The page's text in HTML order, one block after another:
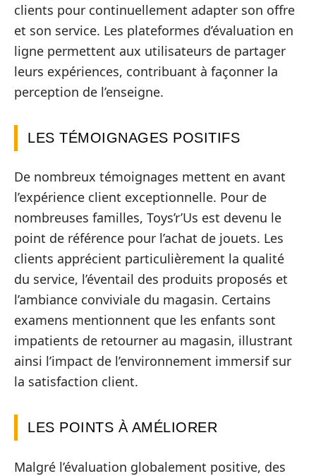
clients pour continuellement adapter son offre
et son service. Les plateformes d’évaluation en
ligne permettent aux utilisateurs de partager
leurs expériences, contribuant à façonner la
perception de l’enseigne.
LES TÉMOIGNAGES POSITIFS
De nombreux témoignages mettent en avant
l’expérience client exceptionnelle. Pour de
nombreuses familles, Toys’r’Us est devenu le
point de référence pour l’achat de jouets. Les
clients apprécient particulièrement la qualité
du service, l’éventail des produits proposés et
l’ambiance conviviale du magasin. Certains
examens mentionnent que les enfants sont
impatients de retourner au magasin, illustrant
ainsi l’impact de l’environnement immersif sur
la satisfaction client.
LES POINTS À AMÉLIORER
Malgré l’évaluation globalement positive, des